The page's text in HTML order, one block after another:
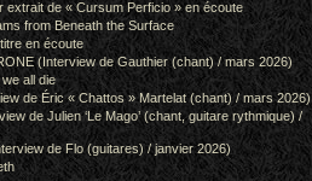
extrait de « Cursum Perficio » en écoute
from Beneath the Surface
en écoute
(Interview de Gauthier (chant) / mars 2026)
all die
de Éric « Chattos » Martelat (chant) / mars 2026)
de Julien ‘Le Mago’ (chant, guitare rythmique) /
de Flo (guitares) / janvier 2026)